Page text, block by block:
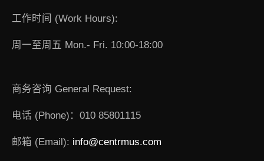
工作时间 (Work Hours):
周一至周五 Mon.- Fri. 10:00-18:00
商务咨询 General Request:
电话 (Phone)：010 85801115
邮箱 (Email): info@centrmus.com